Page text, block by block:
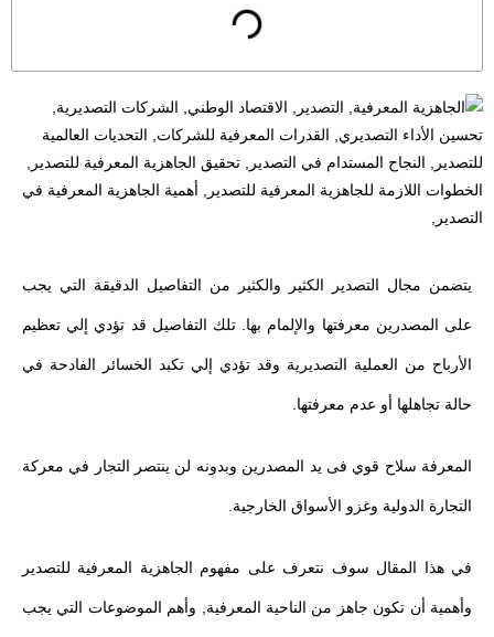
يتضمن مجال التصدير الكثير والكثير من التفاصيل الدقيقة التي يجب
على المصدرين معرفتها والإلمام بها. تلك التفاصيل قد تؤدي إلي تعظيم
الأرباح من العملية التصديرية وقد تؤدي إلي تكبد الخسائر الفادحة في
حالة تجاهلها أو عدم معرفتها.
المعرفة سلاح قوي فى يد المصدرين وبدونه لن ينتصر التجار في معركة
التجارة الدولية وغزو الأسواق الخارجية.
في هذا المقال سوف نتعرف على مفهوم الجاهزية المعرفية للتصدير
وأهمية أن تكون جاهز من الناحية المعرفية, وأهم الموضوعات التي يجب